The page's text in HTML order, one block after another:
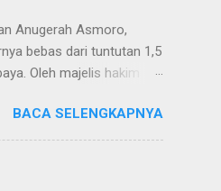
Anugerah Asmoro,
bebas dari tuntutan 1,5
Oleh majelis hakim
bahwa perbuatan
tindak pidana.
Atas dasar
Menanggapi hal
BACA SELENGKAPNYA